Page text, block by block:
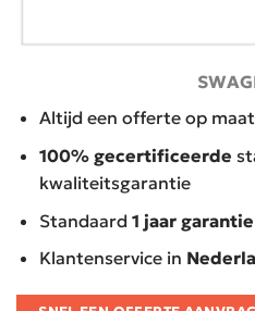
Altijd een offerte op maat
100% gecertificeerde
kwaliteitsgarantie
Standaard 1 jaar garantie
Klantenservice in